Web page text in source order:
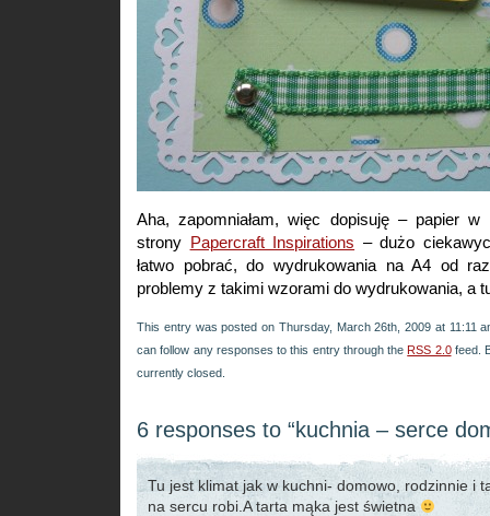
Aha, zapomniałam, więc dopisuję – papier w
strony Papercraft Inspirations – dużo
łatwo pobrać, do wydrukowania na A4 od
problemy z takimi wzorami do wydrukowania, a
This entry was posted on Thursday, March 26th, 2009 at 11:11
can follow any responses to this entry through the RSS 2.0feed.
currently closed.
6 responses to “kuchnia – serce
Tu jest klimat jak w kuchni- domowo, rodzinnie i
na sercu robi.A tarta mąka jest świetna